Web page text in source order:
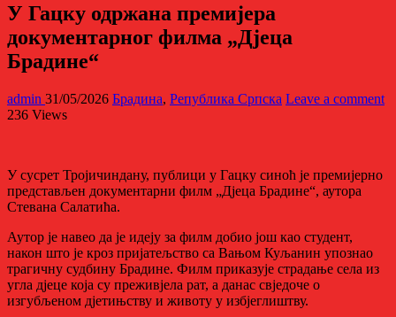
У Гацку одржана премијера
документарног филма „Дјеца
Брадине“
admin 31/05/2026 Брадина, Република Српска Leave a comment
236 Views
У сусрет Тројичиндану, публици у Гацку синоћ је премијерно
представљен документарни филм „Дјеца Брадине“, аутора
Стевана Салатића.
Аутор је навео да је идеју за филм добио још као студент,
након што је кроз пријатељство са Вањом Куљанин упознао
трагичну судбину Брадине. Филм приказује страдање села из
угла дјеце која су преживјела рат, а данас свједоче о
изгубљеном дјетињству и животу у избјеглиштву.